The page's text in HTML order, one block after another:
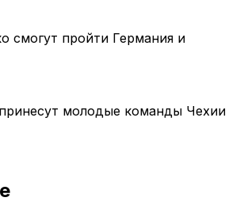
смогут пройти Германия и
молодые команды Чехии